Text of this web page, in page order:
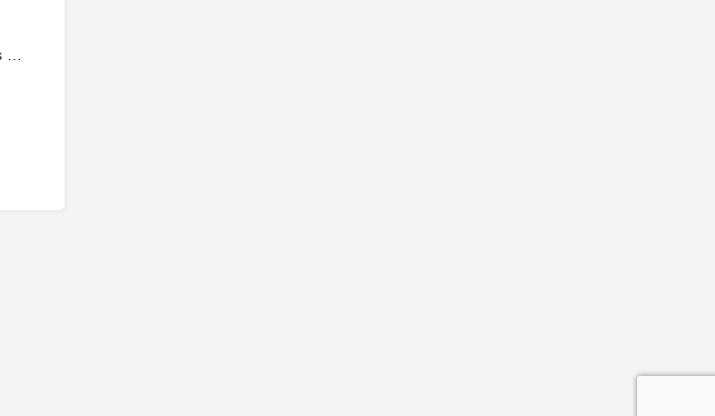
Droit des étrangers et de la nationalité